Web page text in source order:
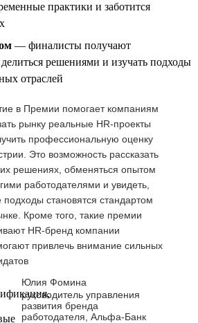
практики и заботится
— финалисты получают
решениями и изучать подходы
отраслей
в Премии помогает компаниям
рынку реальные HR-проекты
профессиональную оценку
Это возможность рассказать
решениях, обменяться опытом
работодателями и увидеть,
подходы становятся стандартом
Кроме того, такие премии
HR-бренд компании
привлечь внимание сильных
Юлия Фомина
руководитель управления
развития бренда
работодателя, Альфа-Банк